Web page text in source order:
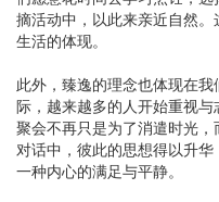
摘活动中，以此来亲近自然
生活的体现。
此外，臻逸的理念也体现在
际，越来越多的人开始重视
聚会不再只是为了消遣时光
对话中，彼此的思想得以升
一种内心的满足与平静。